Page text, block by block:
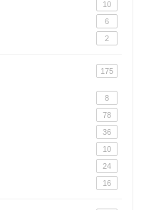
10
6
2
175
8
78
36
10
24
16